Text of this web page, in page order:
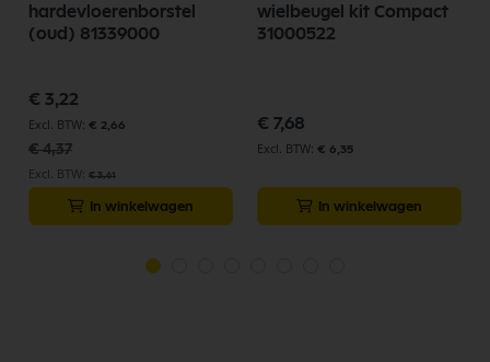
hardevloerenborstel
(oud) 81339000
Speciale
prijs
€ 3,22
€ 2,66
€ 4,37
€ 3,61
In winkelwagen
wielbeugel kit Compact
31000522
€ 7,68
€ 6,35
In winkelwagen